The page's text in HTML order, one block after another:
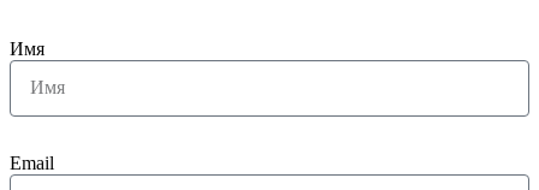
Имя
Email